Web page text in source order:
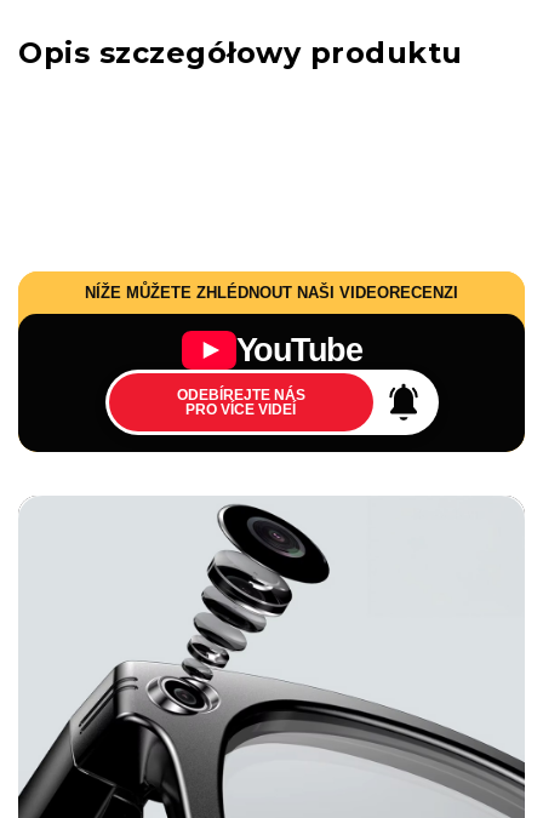
Opis szczegółowy produktu
NÍŽE MŮŽETE ZHLÉDNOUT NAŠI VIDEORECENZI
YouTube
ODEBÍREJTE NÁS
PRO VÍCE VIDEÍ